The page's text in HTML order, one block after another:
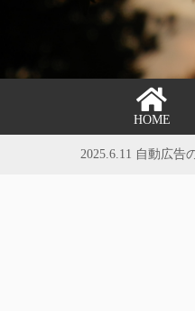
HOME
2025.6.11 自動広告